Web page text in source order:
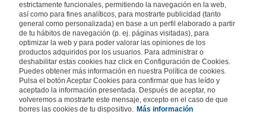
Oikeudellinen huomautus Yleiset valmismatkaehdot
Evästekäytäntömme
MUISSA MAISSA
Espanja Portugali Italia
estrictamente funcionales, permitiendo la navegación en la web,
así como para fines analíticos, para mostrarte publicidad (tanto
general como personalizada) en base a un perfil elaborado a partir
de tu hábitos de navegación (p. ej. páginas visitadas), para
optimizar la web y para poder valorar las opiniones de los
productos adquiridos por los usuarios. Para administrar o
deshabilitar estas cookies haz click en Configuración de Cookies.
Puedes obtener más información en nuestra Política de cookies.
Pulsa el botón Aceptar Cookies para confirmar que has leído y
aceptado la información presentada. Después de aceptar, no
volveremos a mostrarte este mensaje, excepto en el caso de que
borres las cookies de tu dispositivo. Más información